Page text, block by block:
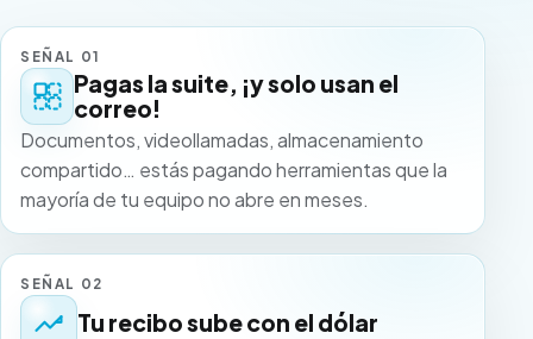
SEÑAL 01
Pagas la suite, ¡y solo usan el
correo!
Documentos, videollamadas, almacenamiento
compartido… estás pagando herramientas que la
mayoría de tu equipo no abre en meses.
SEÑAL 02
Tu recibo sube con el dólar